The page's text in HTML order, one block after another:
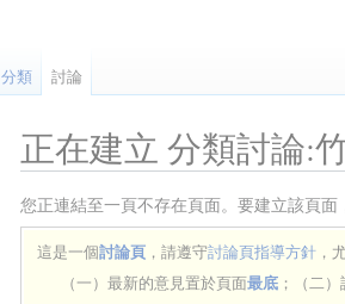
正在建立 分類討論:
跳
至
跳
至
您正連結至一頁不存在頁面。要建立該頁
這是一個討論頁 ，請遵守討論頁指導方針 ，
（一）最新的意見置於頁面最底 ；（二
分類 討論